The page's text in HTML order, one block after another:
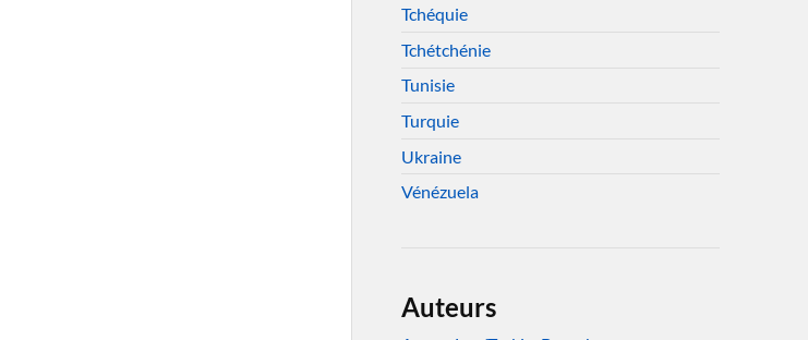
Tchéquie
Tchétchénie
Tunisie
Turquie
Ukraine
Vénézuela
Auteurs